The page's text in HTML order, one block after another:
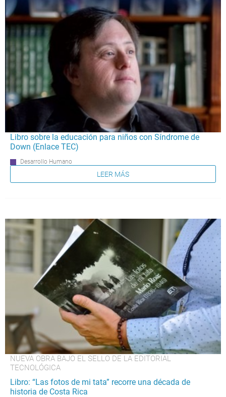
Libro sobre la educación para niños con Síndrome de
Down (Enlace TEC)
Desarrollo Humano
LEER MÁS
NUEVA OBRA BAJO EL SELLO DE LA EDITORIAL
TECNOLÓGICA
Libro: “Las fotos de mi tata” recorre una década de
historia de Costa Rica